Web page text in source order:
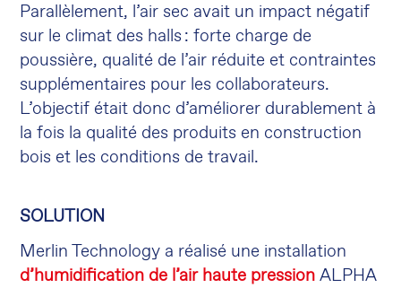
Parallèlement, l’air sec avait un impact négatif
sur le climat des halls : forte charge de
poussière, qualité de l’air réduite et contraintes
supplémentaires pour les collaborateurs.
L’objectif était donc d’améliorer durablement à
la fois la qualité des produits en construction
bois et les conditions de travail.
SOLUTION
Merlin Technology a réalisé une installation
d’humidification de l’air haute pression ALPHA